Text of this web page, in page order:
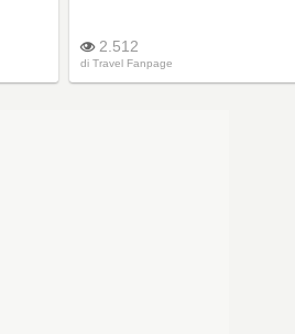
2.512
di Travel Fanpage